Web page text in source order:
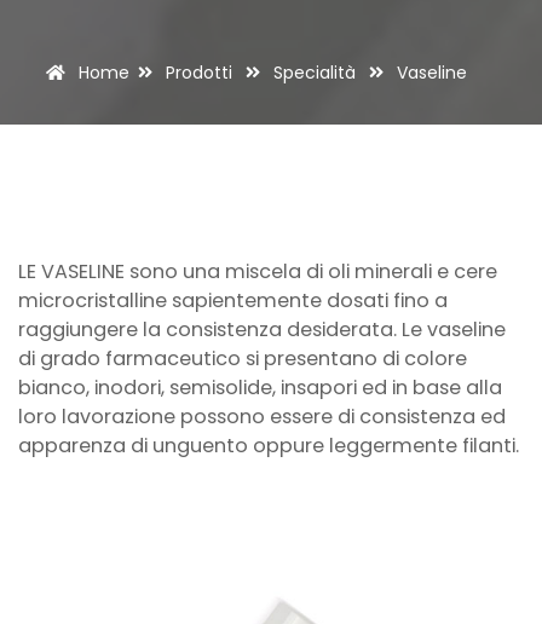
Home Prodotti Specialità Vaseline
LE VASELINE sono una miscela di oli minerali e cere
microcristalline sapientemente dosati fino a
raggiungere la consistenza desiderata. Le vaseline
di grado farmaceutico si presentano di colore
bianco, inodori, semisolide, insapori ed in base alla
loro lavorazione possono essere di consistenza ed
apparenza di unguento oppure leggermente filanti.